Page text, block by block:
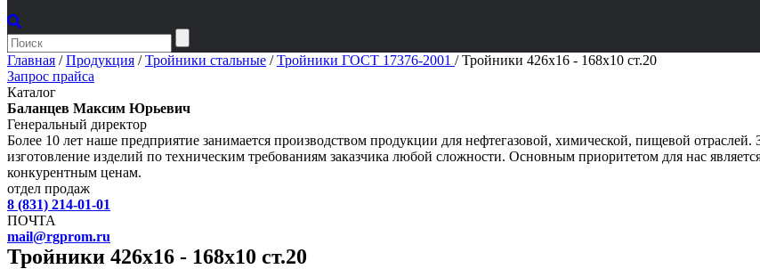
Главная /Продукция /Тройники стальные /Тройники ГОСТ 17376-2001 /Тройники 426х16 - 168х10 ст.20
Запрос прайса
Каталог
Баланцев Максим Юрьевич
Генеральный директор
Более 10 лет наше предприятие занимается производством продукции для нефтегазовой, химической, пищевой
изготовление изделий по техническим требованиям заказчика любой сложности. Основным приоритетом для нас
конкурентным ценам.
отдел продаж
8 (831) 214-01-01
ПОЧТА
mail@rgprom.ru
Тройники 426х16 - 168х10 ст.20